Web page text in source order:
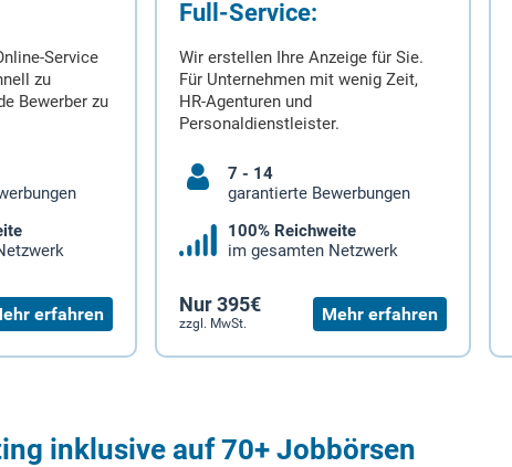
Service
zu
Bewerber zu
erfahren
Full-Service:
Wir erstellen Ihre Anzeige für Sie.
Für Unternehmen mit wenig Zeit,
HR-Agenturen und
Personaldienstleister.
7 - 14
garantierte Bewerbungen
100% Reichweite
im gesamten Netzwerk
Nur 395€
zzgl. MwSt. Mehr erfahren
inklusive auf 70+ Jobbörsen